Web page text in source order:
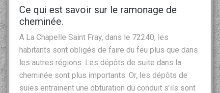
Ce qui est savoir sur le ramonage de
cheminée.
A La Chapelle Saint Fray, dans le 72240, les
habitants sont obligés de faire du feu plus que dans
les autres régions. Les dépôts de suite dans la
cheminée sont plus importants. Or, les dépôts de
suies entrainent une obturation du conduit s’ils sont